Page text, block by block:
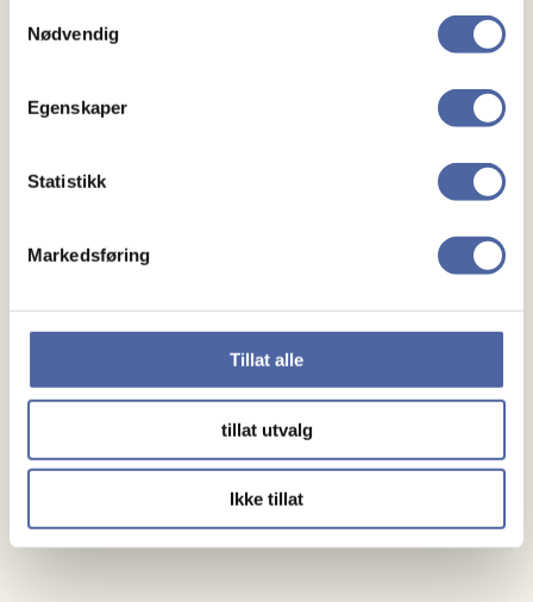
Nødvendig
Egenskaper
Statistikk
Markedsføring
Tillat alle
tillat utvalg
Ikke tillat
Noen å snakke med
Medlemskap